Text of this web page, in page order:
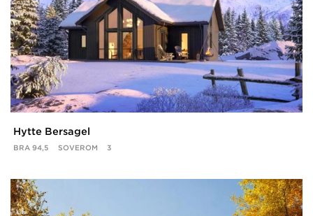
Hytte Bersagel
BRA 94,5 SOVEROM 3